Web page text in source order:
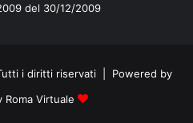
del 30/12/2009
i diritti riservati | Powered by
Roma Virtuale